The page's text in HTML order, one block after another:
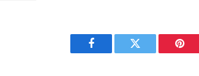
Facebook Twitter